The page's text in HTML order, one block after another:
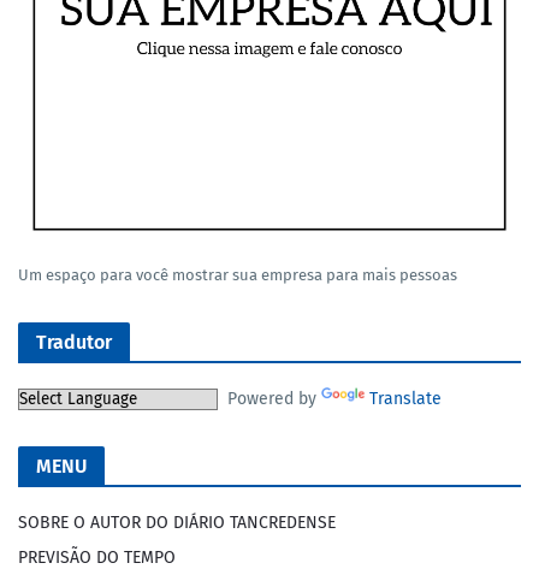
Um espaço para você mostrar sua empresa para mais pessoas
Tradutor
Powered by Translate
MENU
SOBRE O AUTOR DO DIÁRIO TANCREDENSE
PREVISÃO DO TEMPO